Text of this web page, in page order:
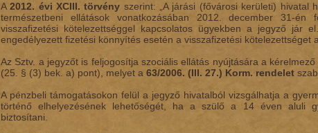
A2012. évi XCIII. törvény szerint: „A járási (fővárosi kerületi) hivatal
természetbeni ellátások vonatkozásában 2012. december 31-
visszafizetési kötelezettséggel kapcsolatos ügyekben a jegyző jár
engedélyezett fizetési könnyítés esetén a visszafizetési kötelezettséget
Az Sztv. a jegyzőt is feljogosítja szociális ellátás nyújtására a
(25. § (3) bek. a) pont), melyet a 63/2006. (III. 27.) Korm. rendelet
A pénzbeli támogatásokon felül a jegyző hivatalból vizsgálhatja a
történő elhelyezésének lehetőségét, ha a szülő a 14 éven aluli
biztosítani.